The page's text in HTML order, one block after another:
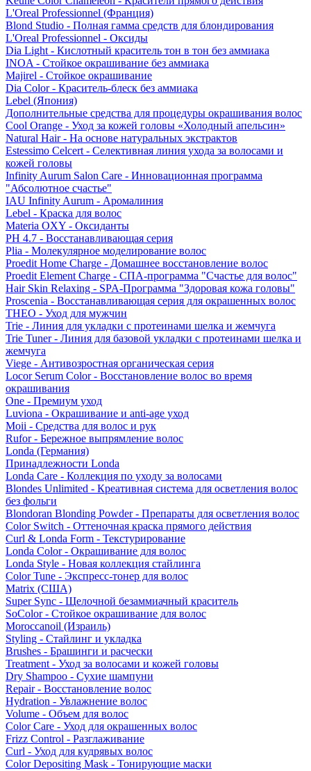
L'Oreal Professionnel (Франция)
Blond Studio - Полная гамма средств для блондирования
L'Oreal Professionnel - Оксиды
Dia Light - Кислотный краситель тон в тон без аммиака
INOA - Стойкое окрашивание без аммиака
Majirel - Стойкое окрашивание
Dia Color - Краситель-блеск без аммиака
Lebel (Япония)
Дополнительные средства для процедуры окрашивания волос
Cool Orange - Уход за кожей головы «Холодный апельсин»
Natural Hair - На основе натуральных экстрактов
Estessimo Celcert - Селективная линия ухода за волосами и
кожей головы
Infinity Aurum Salon Care - Инновационная программа
"Абсолютное счастье"
IAU Infinity Aurum - Аромалиния
Lebel - Краска для волос
Materia OXY - Оксиданты
PH 4.7 - Восстанавливающая серия
Plia - Молекулярное моделирование волос
Proedit Home Charge - Домашнее восстановление волос
Proedit Element Charge - СПА-программа "Счастье для волос"
Hair Skin Relaxing - SPA-Программа "Здоровая кожа головы"
Proscenia - Восстанавливающая серия для окрашенных волос
THEO - Уход для мужчин
Trie - Линия для укладки с протеинами шелка и жемчуга
Trie Tuner - Линия для базовой укладки с протеинами шелка и
жемчуга
Viege - Антивозростная органическая серия
Locor Serum Color - Восстановление волос во время
окрашивания
One - Премиум уход
Luviona - Окрашивание и anti-age уход
Moii - Средства для волос и рук
Rufor - Бережное выпрямление волос
Londa (Германия)
Принадлежности Londa
Londa Care - Коллекция по уходу за волосами
Blondes Unlimited - Креативная система для осветления волос
без фольги
Blondoran Blonding Powder - Препараты для осветления волос
Color Switch - Оттеночная краска прямого действия
Curl & Londa Form - Текстурирование
Londa Color - Окрашивание для волос
Londa Style - Новая коллекция стайлинга
Color Tune - Экспресс-тонер для волос
Matrix (США)
Super Sync - Щелочной безаммиачный краситель
SoColor - Стойкое окрашивание для волос
Moroccanoil (Израиль)
Styling - Стайлинг и укладка
Brushes - Брашинги и расчески
Treatment - Уход за волосами и кожей головы
Dry Shampoo - Сухие шампуни
Repair - Восстановление волос
Hydration - Увлажнение волос
Volume - Объем для волос
Color Care - Уход для окрашенных волос
Frizz Control - Разглаживание
Curl - Уход для кудрявых волос
Color Depositing Mask - Тонирующие маски